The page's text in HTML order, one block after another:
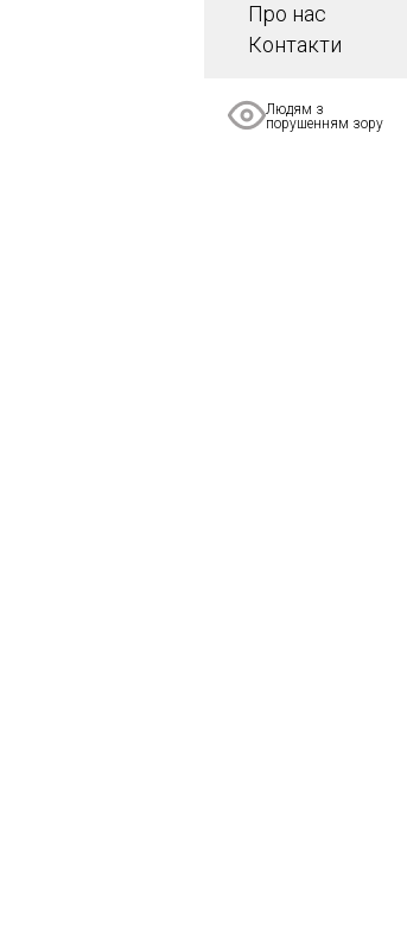
Про нас
Контакти
Людям з
порушенням зору